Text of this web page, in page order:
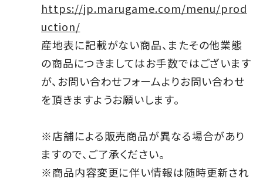
https://jp.marugame.com/menu/prod
uction/
産地表に記載がない商品、またその他業態
の商品につきましてはお手数ではございます
が、お問い合わせフォームよりお問い合わせ
を頂きますようお願いします。
※店舗による販売商品が異なる場合があり
ますので、ご了承ください。
※商品内容変更に伴い情報は随時更新され